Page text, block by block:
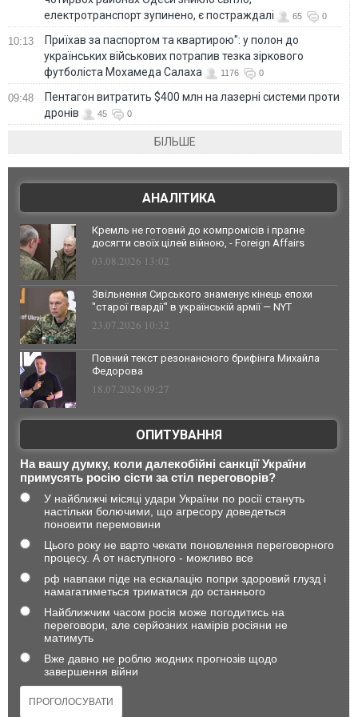
електротранспорт зупинено, є постраждалі
65 0
10:13
Приїхав за паспортом та квартирою": у полон до
українських військових потрапив тезка зіркового
футболіста Мохамеда Салаха
1176 0
09:48
Пентагон витратить $400 млн на лазерні системи проти
дронів
45 0
БІЛЬШЕ
АНАЛІТИКА
Кремль не готовий до компромісів і прагне
досягти своїх цілей війною, - Foreign Affairs
03.08.2026 13:02
Звільнення Сирського знаменує кінець епохи
"старої гвардії" в українській армії — NYT
23.07.2026 10:32
Повний текст резонансного брифінга Михайла
Федорова
18.07.2026 09:27
ОПИТУВАННЯ
На вашу думку, коли далекобійні санкції України
примусять росію сісти за стіл переговорів?
У найближчі місяці удари України по росії стануть
настільки болючими, що агресору доведеться
поновити перемовини
Цього року не варто чекати поновлення переговорного
процесу. А от наступного - можливо все
рф навпаки піде на ескалацію попри здоровий глузд і
намагатиметься триматися до останнього
Найближчим часом росія може погодитись на
переговори, але серйозних намірів росіяни не
матимуть
Вже давно не роблю жодних прогнозів щодо
завершення війни